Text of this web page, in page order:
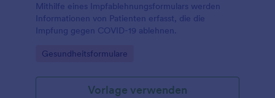
Mithilfe eines Impfablehnungsformulars werden
Informationen von Patienten erfasst, die die
Impfung gegen COVID-19 ablehnen.
Go to Category:
Gesundheitsformulare
Vorlage verwenden